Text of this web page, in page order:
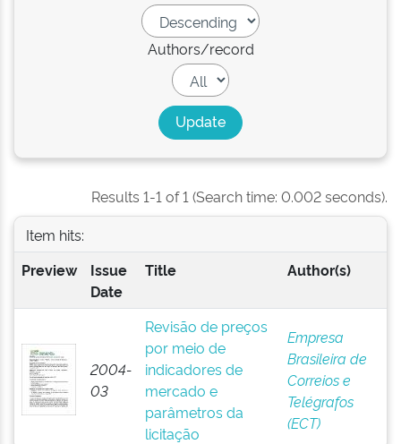
Authors/record
Results 1-1 of 1 (Search time: 0.002 seconds).
Item hits:
Preview
Issue
Date
Title Author(s)
2004-
03
Revisão de preços
por meio de
indicadores de
mercado e
parâmetros da
licitação
Empresa
Brasileira de
Correios e
Telégrafos
(ECT)